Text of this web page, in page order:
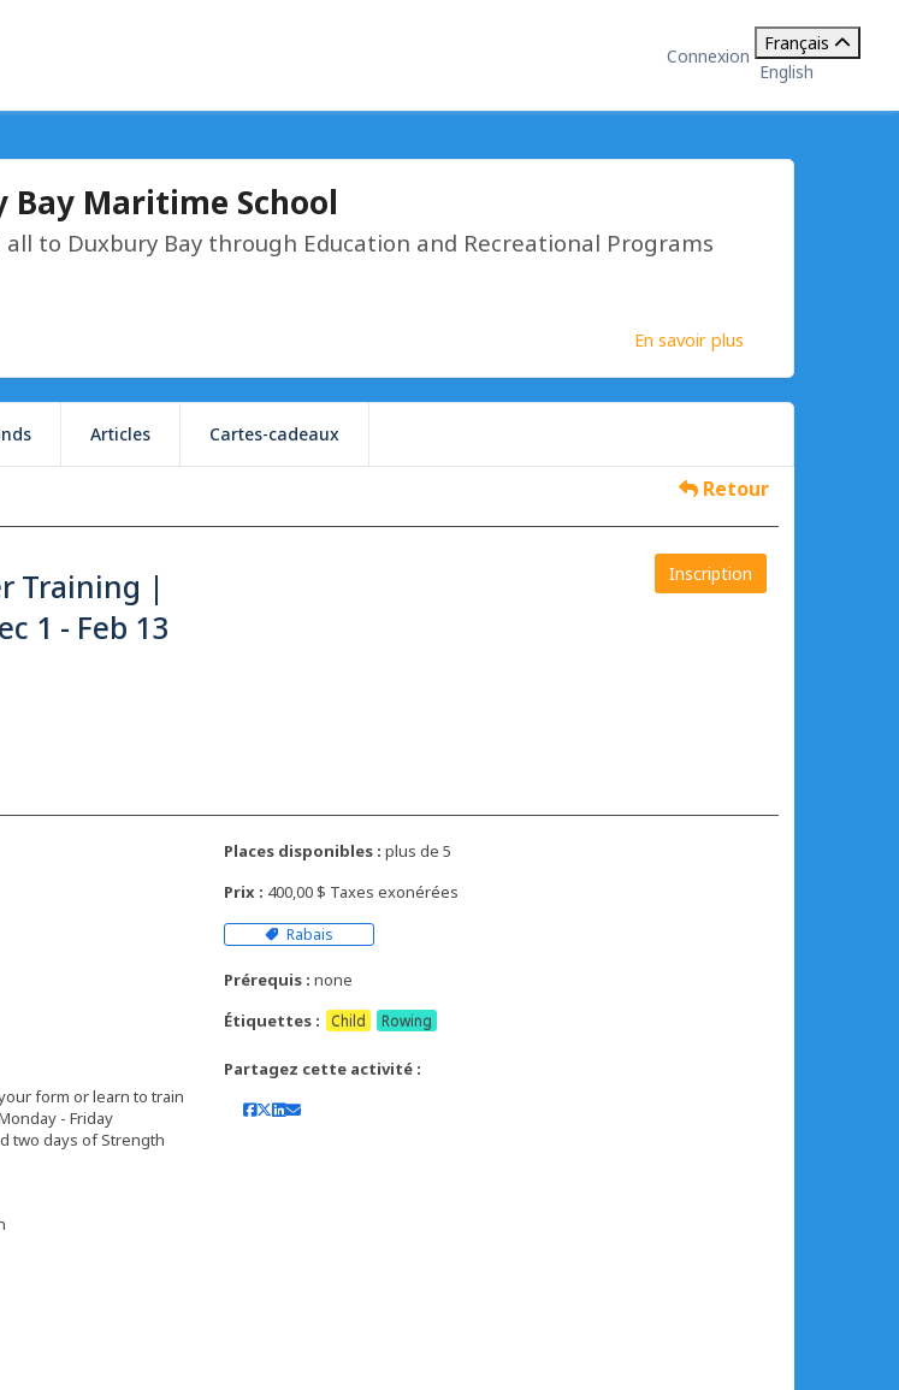
Connexion
Français
English
Bay Maritime School
to Duxbury Bay through Education and Recreational Programs
En savoir plus
Articles Cartes-cadeaux
Retour
Training |
1 - Feb 13
Inscription
form or learn to train
- Friday
two days of Strength
Places disponibles : plus de 5
Prix : 400,00 $ Taxes exonérées
Rabais
Prérequis : none
Étiquettes :
Child Rowing
Partagez cette activité :